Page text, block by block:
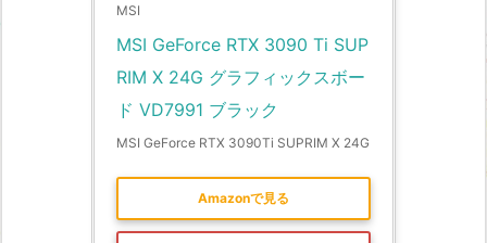
MSI
MSI GeForce RTX 3090 Ti SUP
RIM X 24G グラフィックスボー
ド VD7991 ブラック
MSI GeForce RTX 3090Ti SUPRIM X 24G
Amazonで見る